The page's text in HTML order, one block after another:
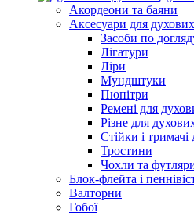
Акордеони та баяни
Аксесуари для духових
Засоби по
Лігатури
Ліри
Мундштуки
Пюпітри
Ремені для
Різне для
Стійки і
Тростини
Чохли та
Блок-флейта і
Валторни
Гобої